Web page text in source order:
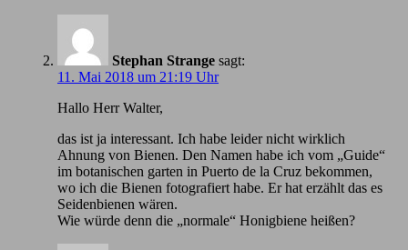
Stephan Strange sagt:
11. Mai 2018 um 21:19 Uhr
Hallo Herr Walter,
das ist ja interessant. Ich habe leider nicht wirklich
Ahnung von Bienen. Den Namen habe ich vom „Guide“
im botanischen garten in Puerto de la Cruz bekommen,
wo ich die Bienen fotografiert habe. Er hat erzählt das es
Seidenbienen wären.
Wie würde denn die „normale“ Honigbiene heißen?